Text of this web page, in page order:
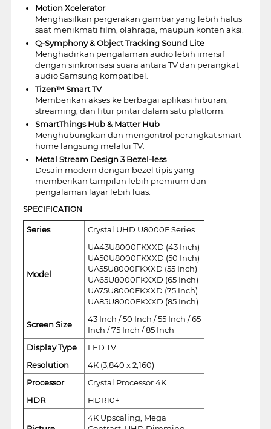
Motion Xcelerator
Menghasilkan pergerakan gambar yang lebih halus
saat menikmati film, olahraga, maupun konten aksi.
Q-Symphony & Object Tracking Sound Lite
Menghadirkan pengalaman audio lebih imersif
dengan sinkronisasi suara antara TV dan perangkat
audio Samsung kompatibel.
Tizen™ Smart TV
Memberikan akses ke berbagai aplikasi hiburan,
streaming, dan fitur pintar dalam satu platform.
SmartThings Hub & Matter Hub
Menghubungkan dan mengontrol perangkat smart
home langsung melalui TV.
Metal Stream Design 3 Bezel-less
Desain modern dengan bezel tipis yang
memberikan tampilan lebih premium dan
pengalaman layar lebih luas.
SPECIFICATION
Series Crystal UHD U8000F Series
Model
UA43U8000FKXXD (43 Inch)
UA50U8000FKXXD (50 Inch)
UA55U8000FKXXD (55 Inch)
UA65U8000FKXXD (65 Inch)
UA75U8000FKXXD (75 Inch)
UA85U8000FKXXD (85 Inch)
Screen Size
43 Inch / 50 Inch / 55 Inch / 65
Inch / 75 Inch / 85 Inch
Display Type
LED TV
Resolution
4K (3,840 x 2,160)
Processor
Crystal Processor 4K
HDR
HDR10+
4K Upscaling, Mega